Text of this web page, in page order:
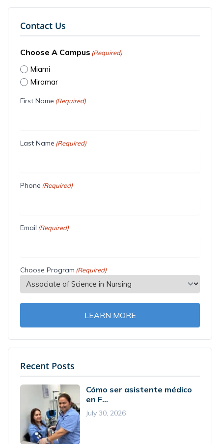
Contact Us
Choose A Campus (Required)
Miami
Miramar
First Name (Required)
Last Name (Required)
Phone (Required)
Email (Required)
Choose Program (Required)
LEARN MORE
Recent Posts
Cómo ser asistente médico
en F...
July 30, 2026